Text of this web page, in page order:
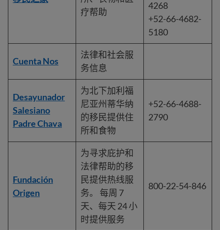
疗帮助
4268
+52-66-4682-
5180
Cuenta Nos
法律和社会服
务信息
Desayunador
Salesiano
Padre Chava
为北下加利福
尼亚州蒂华纳
的移民提供住
所和食物
+52-66-4688-
2790
Fundación
Origen
为寻求庇护和
法律帮助的移
民提供热线服
务。 每周 7
天、每天 24 小
时提供服务
800-22-54-846